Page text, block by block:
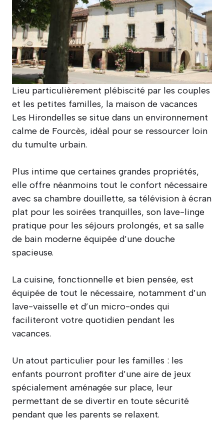
Lieu particulièrement plébiscité par les couples
et les petites familles, la maison de vacances
Les Hirondelles se situe dans un environnement
calme de Fourcès, idéal pour se ressourcer loin
du tumulte urbain.
Plus intime que certaines grandes propriétés,
elle offre néanmoins tout le confort nécessaire
avec sa chambre douillette, sa télévision à écran
plat pour les soirées tranquilles, son lave-linge
pratique pour les séjours prolongés, et sa salle
de bain moderne équipée d’une douche
spacieuse.
La cuisine, fonctionnelle et bien pensée, est
équipée de tout le nécessaire, notamment d’un
lave-vaisselle et d’un micro-ondes qui
faciliteront votre quotidien pendant les
vacances.
Un atout particulier pour les familles : les
enfants pourront profiter d’une aire de jeux
spécialement aménagée sur place, leur
permettant de se divertir en toute sécurité
pendant que les parents se relaxent.